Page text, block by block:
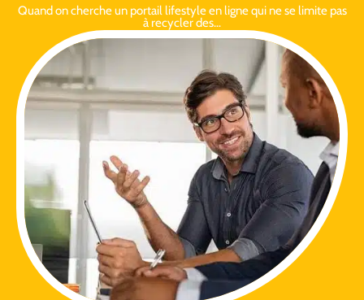
Quand on cherche un portail lifestyle en ligne qui ne se limite pas
à recycler des…